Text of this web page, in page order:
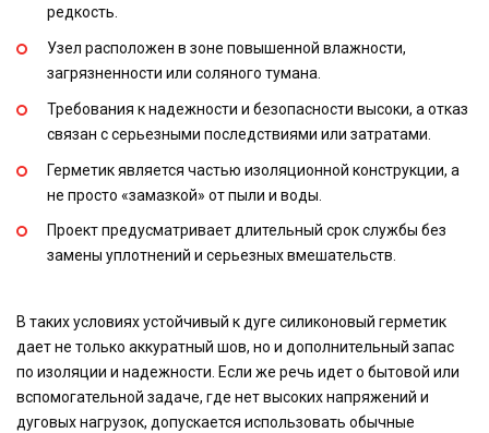
редкость.
Узел расположен в зоне повышенной влажности,
загрязненности или соляного тумана.
Требования к надежности и безопасности высоки, а отказ
связан с серьезными последствиями или затратами.
Герметик является частью изоляционной конструкции, а
не просто «замазкой» от пыли и воды.
Проект предусматривает длительный срок службы без
замены уплотнений и серьезных вмешательств.
В таких условиях устойчивый к дуге силиконовый герметик
дает не только аккуратный шов, но и дополнительный запас
по изоляции и надежности. Если же речь идет о бытовой или
вспомогательной задаче, где нет высоких напряжений и
дуговых нагрузок, допускается использовать обычные